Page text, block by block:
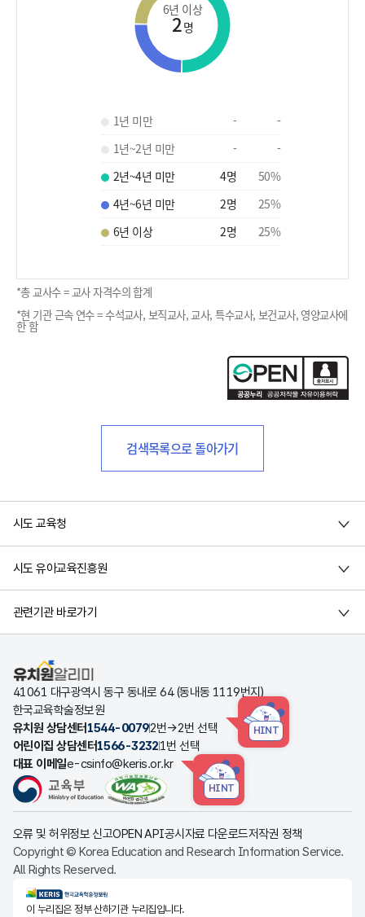
6년 이상
2명
1년 미만 -
-
1년~2년 미만
-
-
2년~4년 미만
4명 50%
4년~6년 미만
2명 25%
6년 이상
2명 25%
*총 교사수 = 교사 자격수의 합계
*현 기관 근속 연수 = 수석교사, 보직교사, 교사, 특수교사, 보건교사, 영양교사에
한 함
검색목록으로 돌아가기
시도 교육청
시도 유아교육진흥원
관련기관 바로가기
유치원알리미
41061 대구광역시 동구 동내로 64 (동내동 1119번지)
한국교육학술정보원
유치원 상담센터 1544-00792번→2번 선택 HINT
어린이집 상담센터1566-32321번 선택
대표 이메일e-csinfo@keris.or.kr
HINT
오류 및 허위정보 신고OPEN API공시자료 다운로드저작권 정책
Copyright © Korea Education and Research Information Service.
All Rights Reserved.
KERIS한국교육학술정보원
이 누리집은 정부 산하기관 누리집입니다.